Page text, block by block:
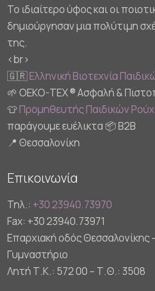
Το ιδιαίτερο ύφος και οι
δημιούργησαν μια πολύτιμη
της.
<br>
🇬🇷Ελληνική Βιοτεχνία
🌱 OEKO-TEX ® Ασφαλή &
👕Προμηθευτής Παιδικών
παράγουμε ευέλικτα 📦 B2B
📍 Θεσσαλονίκη
Επικοινωνία
Τηλ.: +30 23940.73970
Fax: +30 23940.73971
Επαρχιακή οδός
Γυμναστήριο
Λητή Τ.Κ.: 572 00 – Τ.Θ.: 3508